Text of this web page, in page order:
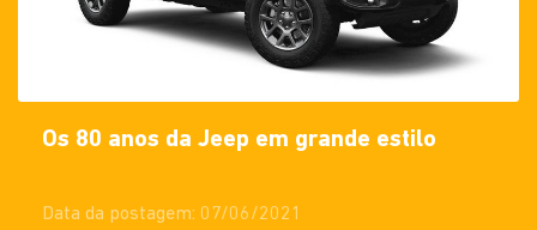
Os 80 anos da Jeep em grande estilo
Data da postagem: 07/06/2021